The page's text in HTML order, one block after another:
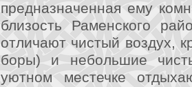
предназначенная ему
близость Раменского
отличают чистый воздух,
боры) и небольшие
уютном местечке